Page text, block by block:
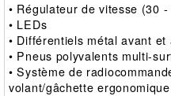
• Régulateur de vitesse (30 -
• LEDs
• Différentiels métal avant et
• Pneus polyvalents multi-
• Système de
volant/gâchette ergonomique